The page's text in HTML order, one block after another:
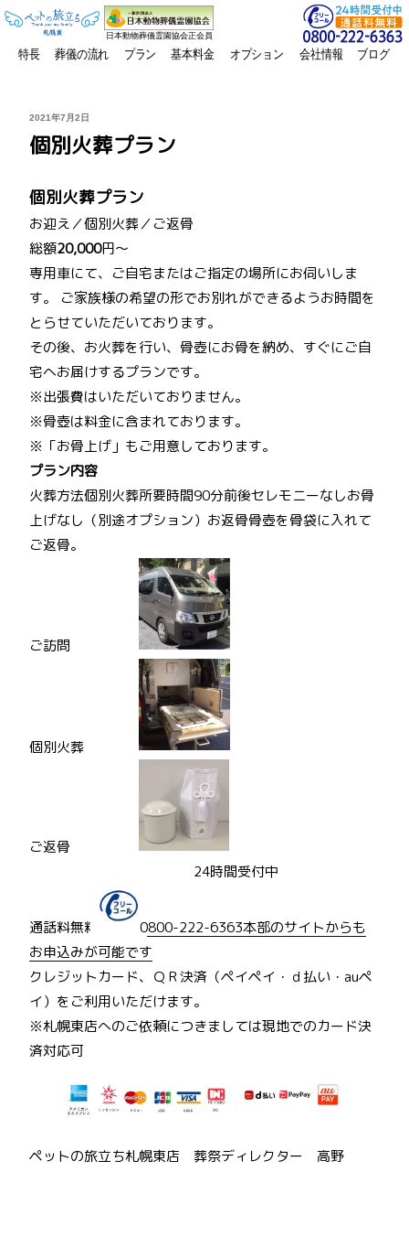
日本動物葬儀霊園協会正会員
特長 葬儀の流れ プラン 基本料金 オプション 会社情報 ブログ
投
日:
2021年7月2日
個別火葬プラン
個別火葬プラン
お迎え／個別火葬／ご返骨
総額20,000円～
専用車にて、ご自宅またはご指定の場所にお伺いしま
す。 ご家族様の希望の形でお別れができるようお時間を
とらせていただいております。
その後、お火葬を行い、骨壺にお骨を納め、すぐにご自
宅へお届けするプランです。
※出張費はいただいておりません。
※骨壺は料金に含まれております。
※「お骨上げ」もご用意しております。
プラン内容
火葬方法個別火葬所要時間90分前後セレモニーなしお骨
上げなし（別途オプション）お返骨骨壺を骨袋に入れて
ご返骨。
ご訪問
個別火葬
ご返骨
24時間受付中
通話料無料 0800-222-6363本部のサイトからも
お申込みが可能です
クレジットカード、ＱＲ決済（ペイペイ・ｄ払い・auペ
イ）をご利用いただけます。
※札幌東店へのご依頼につきましては現地でのカード決
済対応可
ペットの旅立ち札幌東店 葬祭ディレクター 高野